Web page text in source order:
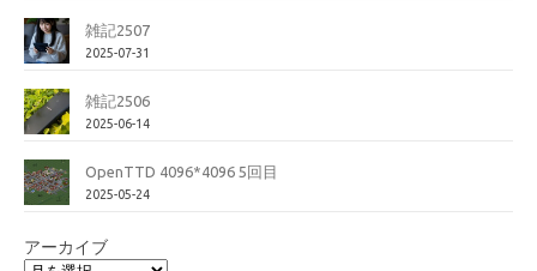
雑記2507
2025-07-31
雑記2506
2025-06-14
OpenTTD 4096*4096 5回目
2025-05-24
アーカイブ